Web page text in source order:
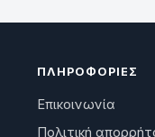
ΠΛΗΡΟΦΟΡΊΕΣ
Επικοινωνία
Πολιτική